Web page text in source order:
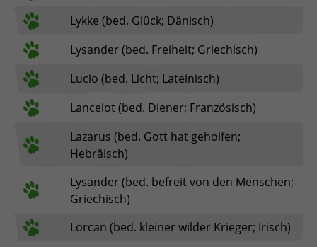
Lykke (bed. Glück; Dänisch)
Lysander (bed. Freiheit; Griechisch)
Lucio (bed. Licht; Lateinisch)
Lancelot (bed. Diener; Französisch)
Lazarus (bed. Gott hat geholfen;
Hebräisch)
Lysander (bed. befreit von den Menschen;
Griechisch)
Lorcan (bed. kleiner wilder Krieger; Irisch)